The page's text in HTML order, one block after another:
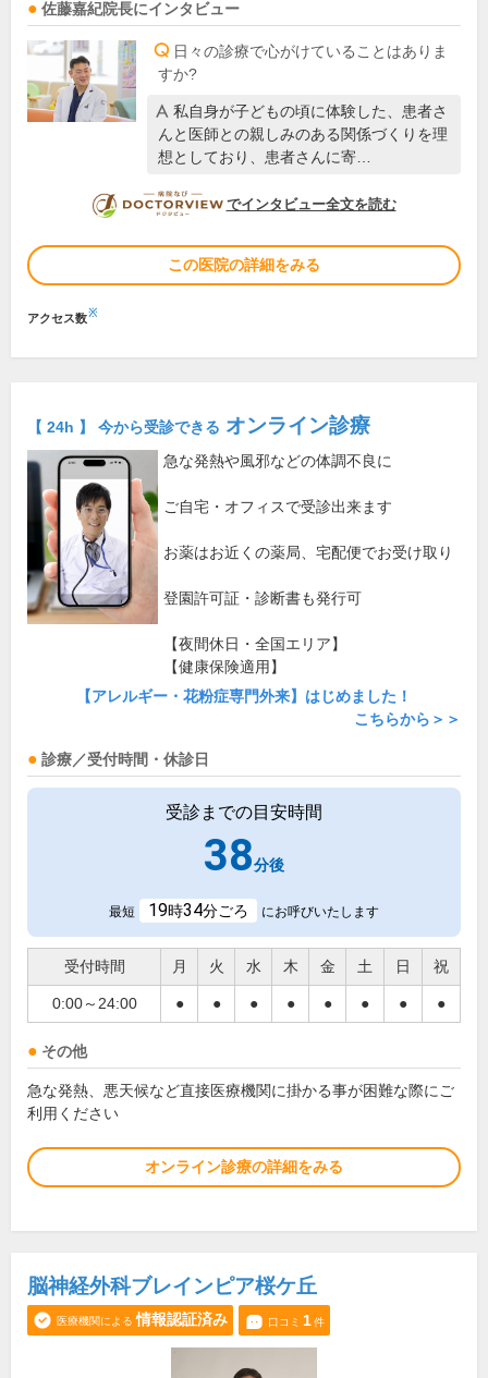
佐藤嘉紀院長にインタビュー
日々の診療で心がけていることはありま
すか?
私自身が子どもの頃に体験した、患者さ
んと医師との親しみのある関係づくりを理
想としており、患者さんに寄…
DOCTORVIEW
でインタビュー全文を読む
この医院の詳細をみる
アクセス数※
【 24h 】 今から受診できる オンライン診療
急な発熱や風邪などの体調不良に
ご自宅・オフィスで受診出来ます
お薬はお近くの薬局、宅配便でお受け取り
登園許可証・診断書も発行可
【夜間休日・全国エリア】
【健康保険適用】
【アレルギー・花粉症専門外来】はじめました！
こちらから＞＞
診療／受付時間・休診日
受診までの目安時間
38分後
最短 19時34分ごろ にお呼びいたします
受付時間 月 火 水 木 金 土 日 祝
0:00～24:00 ● ● ● ● ● ● ● ●
その他
急な発熱、悪天候など直接医療機関に掛かる事が困難な際にご
利用ください
オンライン診療の詳細をみる
脳神経外科ブレインピア桜ケ丘
医療機関による 情報認証済み 口コミ 1件